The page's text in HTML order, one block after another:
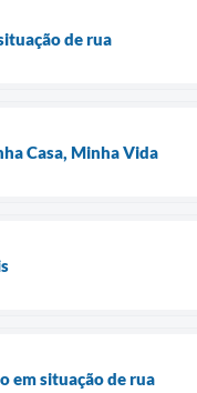
de rua
Casa, Minha Vida
em situação de rua